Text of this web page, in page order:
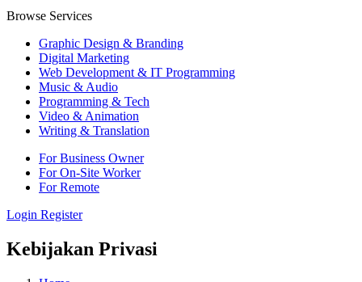
Browse Services
Graphic Design & Branding
Digital Marketing
Web Development & IT Programming
Music & Audio
Programming & Tech
Video & Animation
Writing & Translation
For Business Owner
For On-Site Worker
For Remote
Login Register
Kebijakan Privasi